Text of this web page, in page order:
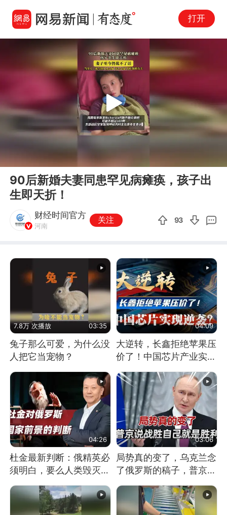
打开
00:00
Play
90后新婚夫妻同患罕见病瘫痪，孩子出
生即天折！
财经时间官方
河南
关注 93
7.8万 次播放 03:35
兔子那么可爱，为什么没
人把它当宠物？
04:09
大逆转，长鑫拒绝苹果压
价了！中国芯片产业实现
怎样的逆袭？
04:26
杜金最新判断：俄精英必
须明白，要么人类毁灭，
03:06
局势真的变了，乌克兰念
了俄罗斯的稿子，普京说